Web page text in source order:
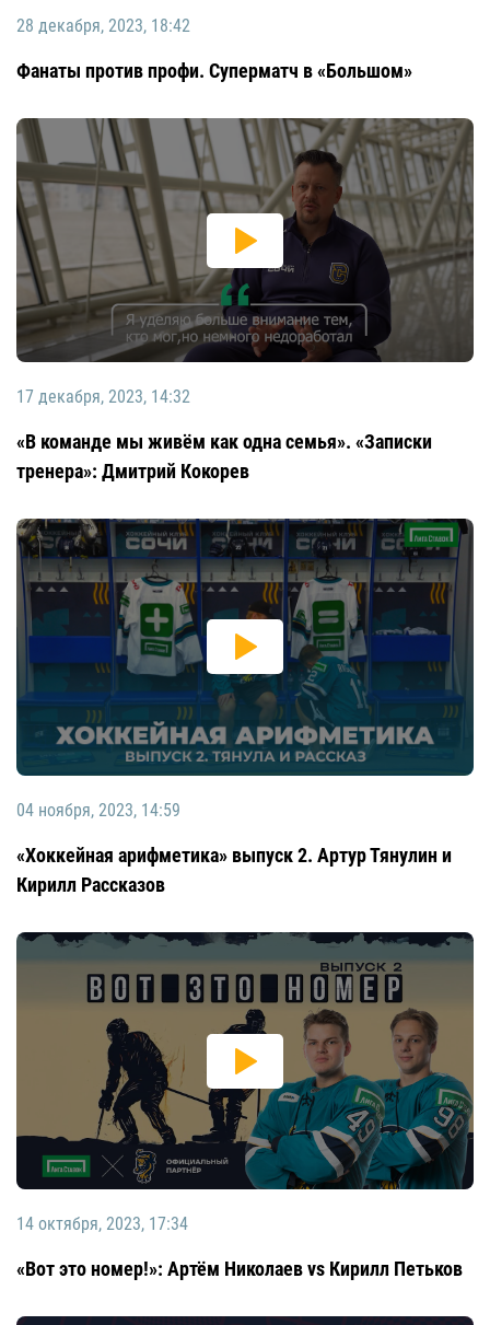
28 декабря, 2023, 18:42
Фанаты против профи. Суперматч в «Большом»
17 декабря, 2023, 14:32
«В команде мы живём как одна семья». «Записки
тренера»: Дмитрий Кокорев
04 ноября, 2023, 14:59
«Хоккейная арифметика» выпуск 2. Артур Тянулин и
Кирилл Рассказов
14 октября, 2023, 17:34
«Вот это номер!»: Артём Николаев vs Кирилл Петьков